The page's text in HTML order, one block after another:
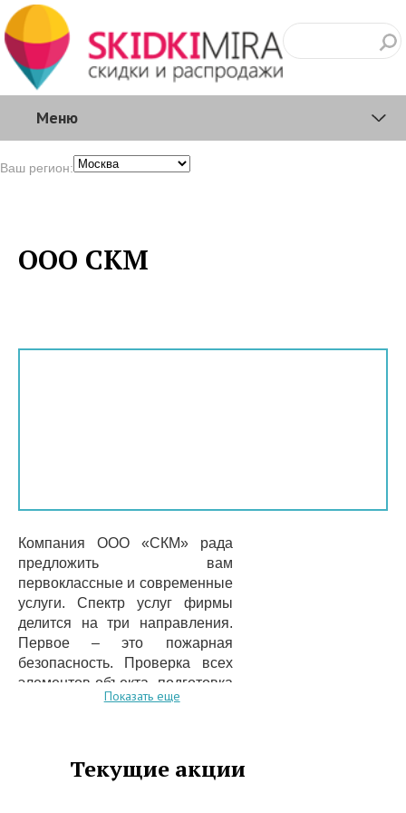
Меню
Ваш регион:
ООО СКМ
Компания ООО «СКМ» рада
предложить вам
первоклассные и современные
услуги. Спектр услуг фирмы
делится на три направления.
Первое – это пожарная
безопасность. Проверка всех
элементов объекта, подготовка
отчётности, составление плана
деятельности – это печать
рекламных объявлений,
Показать еще
Текущие акции